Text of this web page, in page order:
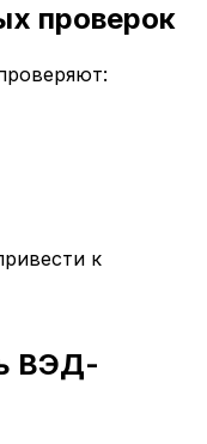
проверок
к
ВЭД-